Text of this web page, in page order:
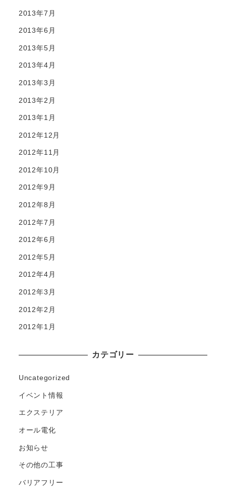
2013年7月
2013年6月
2013年5月
2013年4月
2013年3月
2013年2月
2013年1月
2012年12月
2012年11月
2012年10月
2012年9月
2012年8月
2012年7月
2012年6月
2012年5月
2012年4月
2012年3月
2012年2月
2012年1月
カテゴリー
Uncategorized
イベント情報
エクステリア
オール電化
お知らせ
その他の工事
バリアフリー